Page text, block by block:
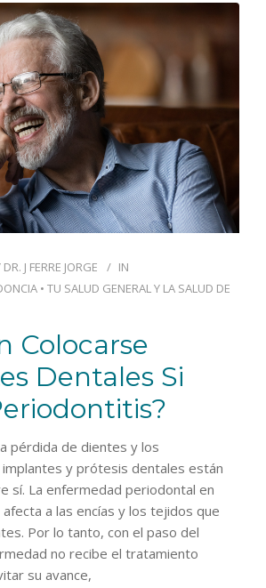
DR. J FERRE JORGE
IN
• TU SALUD GENERAL Y LA SALUD DE
Colocarse
Dentales Si
pérdida de dientes y los
y prótesis dentales están
sí. La enfermedad periodontal en
a las encías y los tejidos que
Por lo tanto, con el paso del
no recibe el tratamiento
su avance,